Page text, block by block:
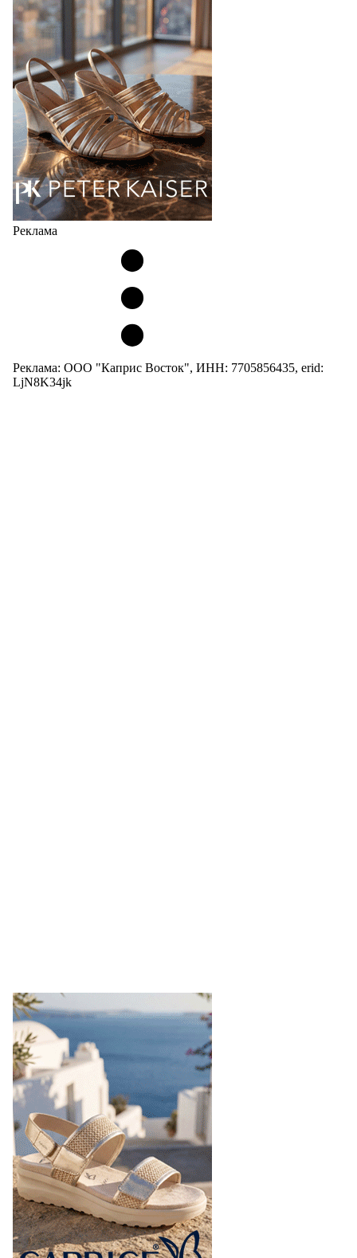
странах СНГ. Широкий модельный ряд женских,
мужских, детских и пляжных зонтов в необычном
дизайнерском исполнении, отличается надёжностью
и высоким качеством…
05.08.2026 497
Реклама
Реклама: ООО "Каприс Восток", ИНН: 7705856435, erid:
LjN8K34jk